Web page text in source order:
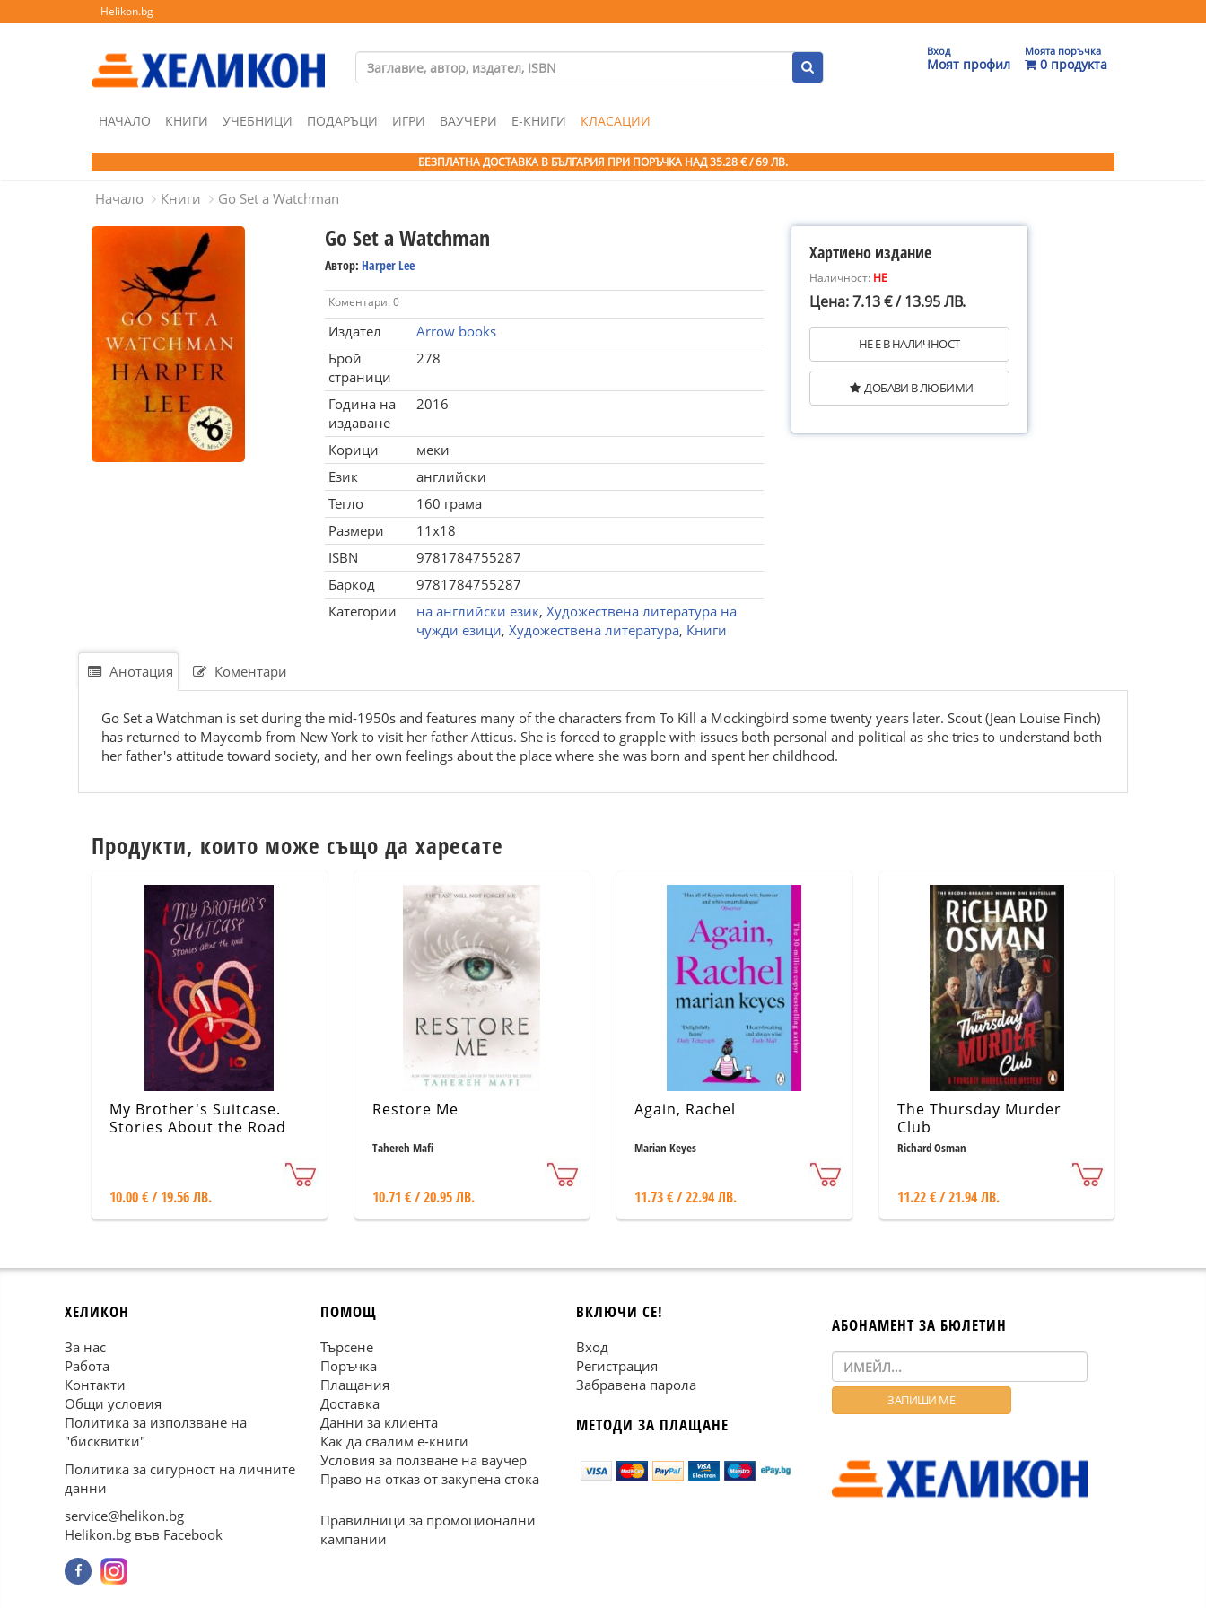
Helikon.bg
Вход
Моят профил
Моята поръчка
0 продукта
НАЧАЛО КНИГИ УЧЕБНИЦИ ПОДАРЪЦИ ИГРИ ВАУЧЕРИ Е-КНИГИ КЛАСАЦИИ
БЕЗПЛАТНА ДОСТАВКА В БЪЛГАРИЯ ПРИ ПОРЪЧКА НАД 35.28 € / 69 ЛВ.
Начало Книги Go Set a Watchman
Go Set a Watchman
Автор: Harper Lee
Коментари: 0
Издател
Arrow books
Брой
страници
278
Година на
издаване
2016
Корици
меки
Език
английски
Тегло
160 грама
Размери
11x18
ISBN
9781784755287
Баркод
9781784755287
Категории
на английски език, Художествена литература на
чужди езици, Художествена литература, Книги
Хартиено издание
Наличност: НЕ
Цена: 7.13 € / 13.95 ЛВ.
НЕ Е В НАЛИЧНОСТ
ДОБАВИ В ЛЮБИМИ
Анотация Коментари
Go Set a Watchman is set during the mid-1950s and features many of the characters from To Kill a Mockingbird some twenty years later. Scout (Jean Louise Finch)
has returned to Maycomb from New York to visit her father Atticus. She is forced to grapple with issues both personal and political as she tries to understand both
her father's attitude toward society, and her own feelings about the place where she was born and spent her childhood.
Продукти, които може също да харесате
My Brother's Suitcase.
Stories About the Road
10.00 € / 19.56 ЛВ.
Restore Me
Tahereh Mafi
10.71 € / 20.95 ЛВ.
Again, Rachel
Marian Keyes
11.73 € / 22.94 ЛВ.
The Thursday Murder
Club
Richard Osman
11.22 € / 21.94 ЛВ.
ХЕЛИКОН
За нас
Работа
Контакти
Общи условия
Политика за използване на
"бисквитки"
Политика за сигурност на личните
данни
service@helikon.bg
Helikon.bg във Facebook
ПОМОЩ
Търсене
Поръчка
Плащания
Доставка
Данни за клиента
Как да свалим е-книги
Условия за ползване на ваучер
Право на отказ от закупена стока
Правилници за промоционални
кампании
ВКЛЮЧИ СЕ!
Вход
Регистрация
Забравена парола
МЕТОДИ ЗА ПЛАЩАНЕ
АБОНАМЕНТ ЗА БЮЛЕТИН